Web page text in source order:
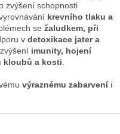
zvýšení schopnosti
krevního tlaku a
se žaludkem, při
v detoxikace jater a
zvýšení imunity, hojení
kloubů a kosti.
výraznému zabarveníi